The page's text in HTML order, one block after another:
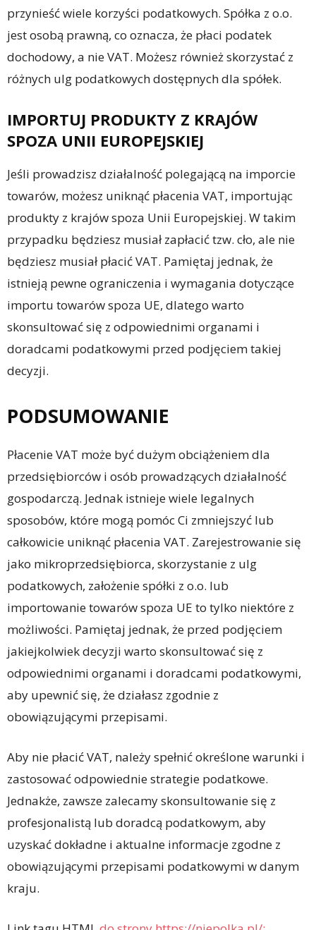
przynieść wiele korzyści podatkowych. Spółka z o.o.
jest osobą prawną, co oznacza, że płaci podatek
dochodowy, a nie VAT. Możesz również skorzystać z
różnych ulg podatkowych dostępnych dla spółek.
IMPORTUJ PRODUKTY Z KRAJÓW
SPOZA UNII EUROPEJSKIEJ
Jeśli prowadzisz działalność polegającą na imporcie
towarów, możesz uniknąć płacenia VAT, importując
produkty z krajów spoza Unii Europejskiej. W takim
przypadku będziesz musiał zapłacić tzw. cło, ale nie
będziesz musiał płacić VAT. Pamiętaj jednak, że
istnieją pewne ograniczenia i wymagania dotyczące
importu towarów spoza UE, dlatego warto
skonsultować się z odpowiednimi organami i
doradcami podatkowymi przed podjęciem takiej
decyzji.
PODSUMOWANIE
Płacenie VAT może być dużym obciążeniem dla
przedsiębiorców i osób prowadzących działalność
gospodarczą. Jednak istnieje wiele legalnych
sposobów, które mogą pomóc Ci zmniejszyć lub
całkowicie uniknąć płacenia VAT. Zarejestrowanie się
jako mikroprzedsiębiorca, skorzystanie z ulg
podatkowych, założenie spółki z o.o. lub
importowanie towarów spoza UE to tylko niektóre z
możliwości. Pamiętaj jednak, że przed podjęciem
jakiejkolwiek decyzji warto skonsultować się z
odpowiednimi organami i doradcami podatkowymi,
aby upewnić się, że działasz zgodnie z
obowiązującymi przepisami.
Aby nie płacić VAT, należy spełnić określone warunki i
zastosować odpowiednie strategie podatkowe.
Jednakże, zawsze zalecamy skonsultowanie się z
profesjonalistą lub doradcą podatkowym, aby
uzyskać dokładne i aktualne informacje zgodne z
obowiązującymi przepisami podatkowymi w danym
kraju.